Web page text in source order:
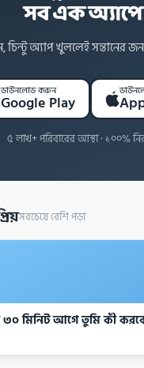
সব এক অ্যাপে
চিন্টু অ্যাপ খুললেই সন্তানের
ডাউনলোড করুন
Google Play
৫ লাখ+ পরিবারের আস্থা · ১০০%
সবচেয়ে বেশি পড়া
৩০ মিনিট আগে তুমি কী